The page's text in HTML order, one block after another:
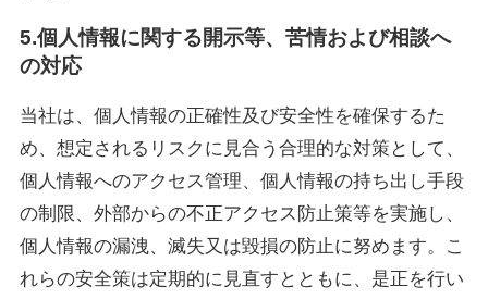
5.個人情報に関する開示等、苦情および相談へ
の対応
当社は、個人情報の正確性及び安全性を確保するた
め、想定されるリスクに見合う合理的な対策として、
個人情報へのアクセス管理、個人情報の持ち出し手段
の制限、外部からの不正アクセス防止策等を実施し、
個人情報の漏洩、滅失又は毀損の防止に努めます。こ
れらの安全策は定期的に見直すとともに、是正を行い